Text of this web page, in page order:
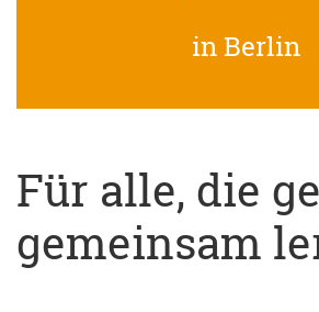
in Berlin
Für alle, die
gemeinsam